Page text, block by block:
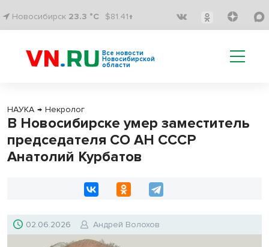
Новосибирск 23.3 °C $81.41↑
Все новости
Новосибирской
области
НАУКА → Некролог
В Новосибирске умер заместитель
председателя СО АН СССР
Анатолий Курбатов
02.06.2026 Андрей Волохов